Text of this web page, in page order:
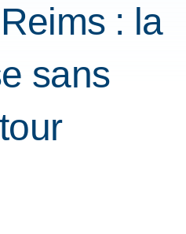
: la
sans